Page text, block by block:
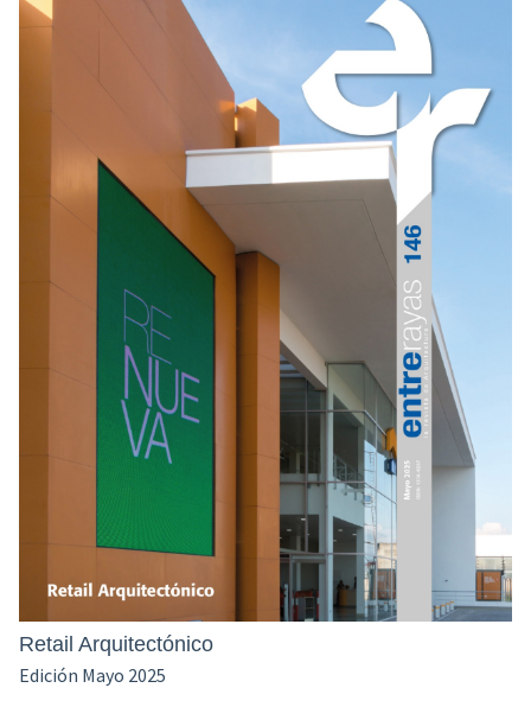
Retail Arquitectónico
Edición Mayo 2025